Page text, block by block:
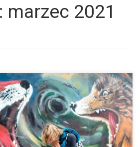
marzec 2021
zażywających kokainę rozwija się
zbadał w ostatniej meta-analizie o
psychotyczne mają niewiele
ale mogą być bardzo
na psychozę dostrzegają rzeczy,